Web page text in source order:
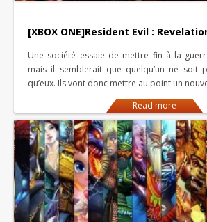
[XBOX ONE]Resident Evil :
Une société essaie de mettre fin à la
mais il semblerait que quelqu’un ne soit
qu’eux. Ils vont donc mettre au point un
Read more